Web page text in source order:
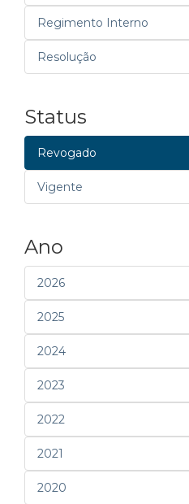
Regimento Interno
Resolução
Status
Revogado
Vigente
Ano
2026
2025
2024
2023
2022
2021
2020